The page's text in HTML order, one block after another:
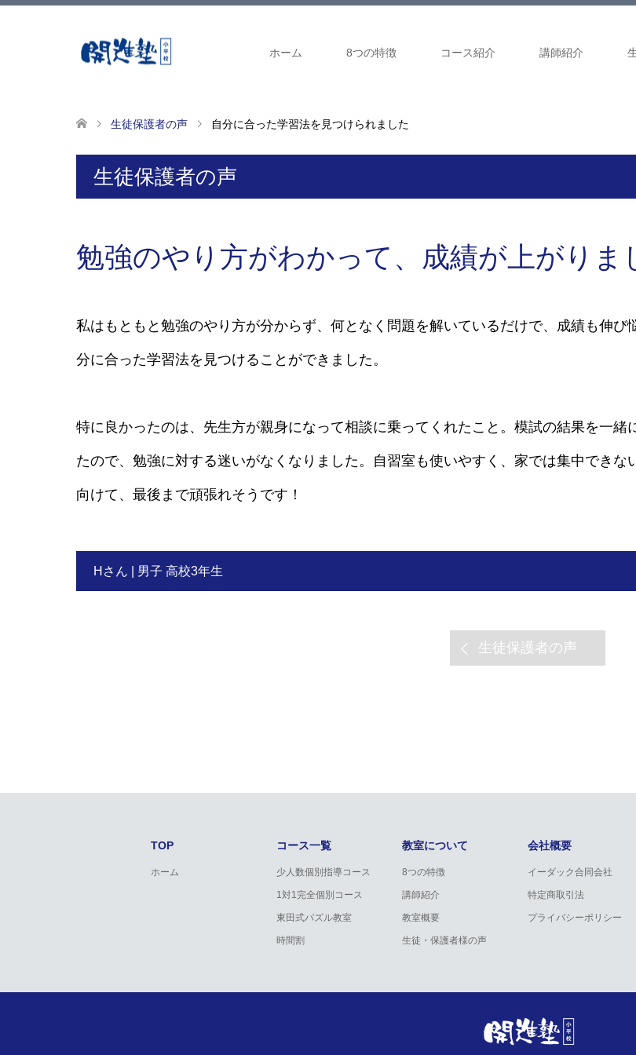
ホーム 8つの特徴 コース紹介 講師紹介
生徒保護者の声 自分に合った学習法を見つけられました
生徒保護者の声
勉強のやり方がわかって、成績が上がりま
私はもともと勉強のやり方が分からず、何となく問題を解いているだけで、成績も伸
分に合った学習法を見つけることができました。
特に良かったのは、先生方が親身になって相談に乗ってくれたこと。模試の結果を一
たので、勉強に対する迷いがなくなりました。自習室も使いやすく、家では集中でき
向けて、最後まで頑張れそうです！
Hさん | 男子 高校3年生
生徒保護者の声
TOP
ホーム
コース一覧
少人数個別指導コース
1対1完全個別コース
東田式パズル教室
時間割
教室について
8つの特徴
講師紹介
教室概要
生徒・保護者様の声
会社概要
イーダック合同会社
特定商取引法
プライバシーポリシー